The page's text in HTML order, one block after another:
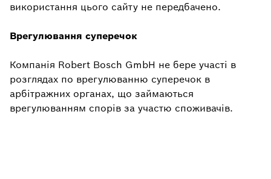
використання цього сайту не передбачено.
Врегулювання суперечок
Компанія Robert Bosch GmbH не бере участі в
розглядах по врегулюванню суперечок в
арбітражних органах, що займаються
врегулюванням спорів за участю споживачів.